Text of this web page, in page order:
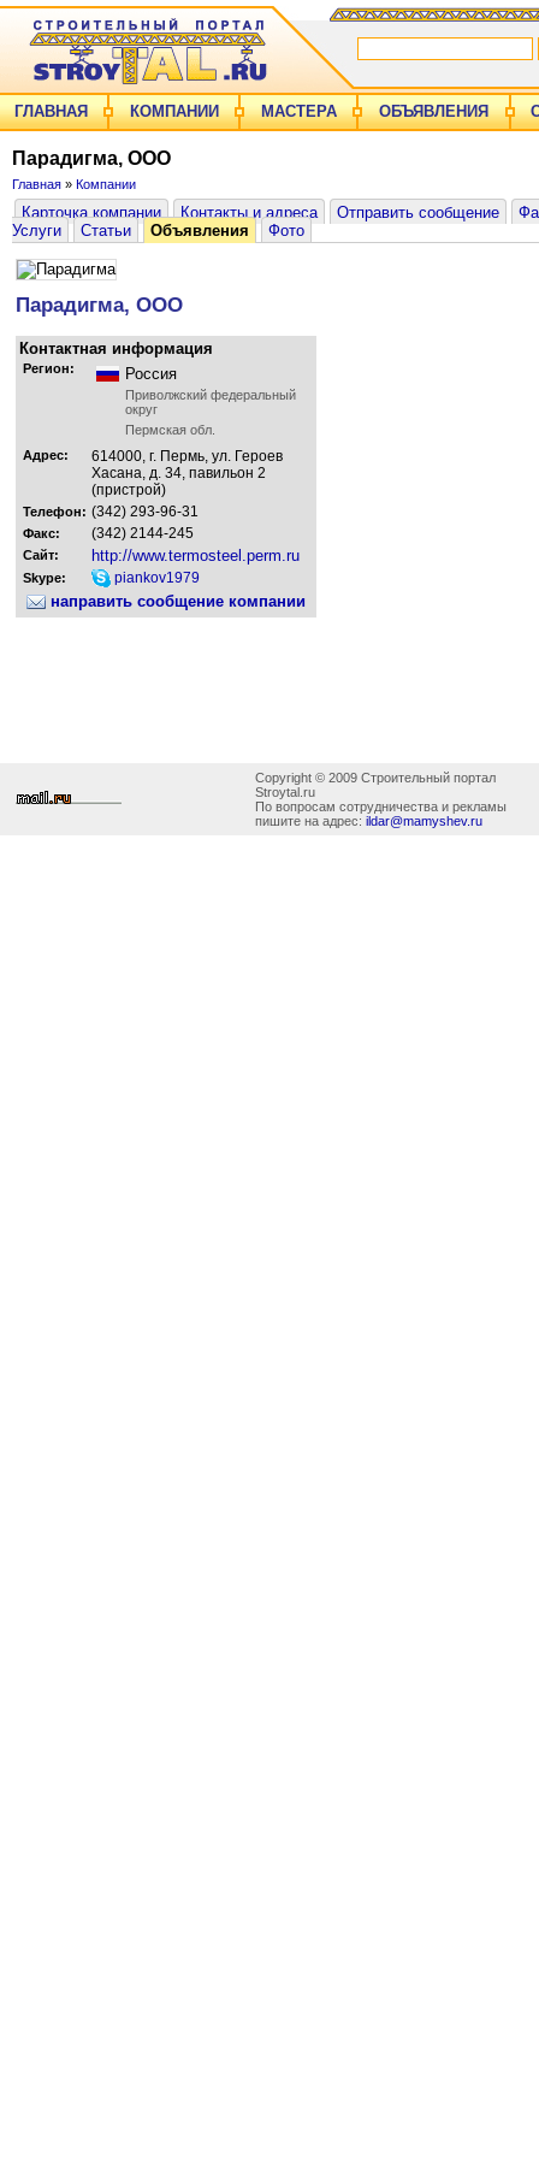
ГЛАВНАЯ КОМПАНИИ МАСТЕРА ОБЪЯВЛЕНИЯ
Парадигма, ООО
Главная » Компании
Карточка компании Контакты и адреса Отправить сообщение
Услуги
Статьи Объявления Фото
Парадигма, ООО
Контактная информация
Регион: Россия
Приволжский федеральный
округ
Пермская обл.
Адрес:
614000, г. Пермь, ул. Героев
Хасана, д. 34, павильон 2
(пристрой)
Телефон: (342) 293-96-31
Факс: (342) 2144-245
Сайт: http://www.termosteel.perm.ru
Skype: piankov1979
направить сообщение компании
Copyright © 2009 Строительный портал
Stroytal.ru
По вопросам сотрудничества и рекламы
пишите на адрес: ildar@mamyshev.ru